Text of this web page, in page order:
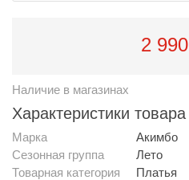
2 990
Наличие в магазинах
Характеристики товара
Марка
Акимбо
Сезонная группа
Лето
Товарная категория
Платья